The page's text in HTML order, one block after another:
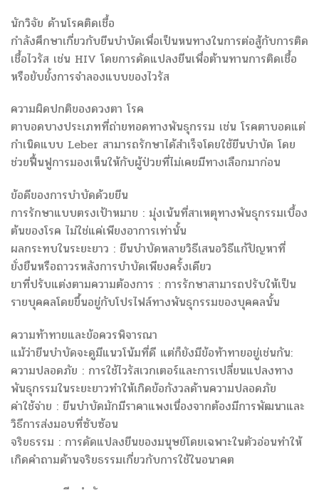
นักวิจัย ด้านโรคติดเชื้อ
กำลังศึกษาเกี่ยวกับยีนบำบัดเพื่อเป็นหนทางในการต่อสู้กับการติด
เชื้อไวรัส เช่น HIV โดยการดัดแปลงยีนเพื่อต้านทานการติดเชื้อ
หรือยับยั้งการจำลองแบบของไวรัส
ความผิดปกติของดวงตา โรค
ตาบอดบางประเภทที่ถ่ายทอดทางพันธุกรรม เช่น โรคตาบอดแต่
กำเนิดแบบ Leber สามารถรักษาได้สำเร็จโดยใช้ยีนบำบัด โดย
ช่วยฟื้นฟูการมองเห็นให้กับผู้ป่วยที่ไม่เคยมีทางเลือกมาก่อน
ข้อดีของการบำบัดด้วยยีน
การรักษาแบบตรงเป้าหมาย : มุ่งเน้นที่สาเหตุทางพันธุกรรมเบื้อง
ต้นของโรค ไม่ใช่แค่เพียงอาการเท่านั้น
ผลกระทบในระยะยาว : ยีนบำบัดหลายวิธีเสนอวิธีแก้ปัญหาที่
ยั่งยืนหรือถาวรหลังการบำบัดเพียงครั้งเดียว
ยาที่ปรับแต่งตามความต้องการ : การรักษาสามารถปรับให้เป็น
รายบุคคลโดยขึ้นอยู่กับโปรไฟล์ทางพันธุกรรมของบุคคลนั้น
ความท้าทายและข้อควรพิจารณา
แม้ว่ายีนบำบัดจะดูมีแนวโน้มที่ดี แต่ก็ยังมีข้อท้าทายอยู่เช่นกัน:
ความปลอดภัย : การใช้ไวรัสเวกเตอร์และการเปลี่ยนแปลงทาง
พันธุกรรมในระยะยาวทำให้เกิดข้อกังวลด้านความปลอดภัย
ค่าใช้จ่าย : ยีนบำบัดมักมีราคาแพงเนื่องจากต้องมีการพัฒนาและ
วิธีการส่งมอบที่ซับซ้อน
จริยธรรม : การดัดแปลงยีนของมนุษย์โดยเฉพาะในตัวอ่อนทำให้
เกิดคำถามด้านจริยธรรมเกี่ยวกับการใช้ในอนาคต